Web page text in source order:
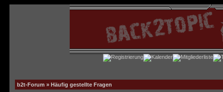
b2t-Forum » Häufig gestellte Fragen